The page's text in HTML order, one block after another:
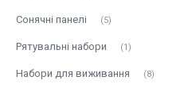
Сонячні панелі 5
Рятувальні набори 1
Набори для виживання 8